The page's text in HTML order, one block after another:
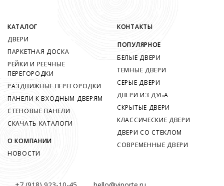
КАТАЛОГ
ДВЕРИ
ПАРКЕТНАЯ ДОСКА
РЕЙКИ И РЕЕЧНЫЕ
ПЕРЕГОРОДКИ
РАЗДВИЖНЫЕ ПЕРЕГОРОДКИ
ПАНЕЛИ К ВХОДНЫМ ДВЕРЯМ
СТЕНОВЫЕ ПАНЕЛИ
СКАЧАТЬ КАТАЛОГИ
О КОМПАНИИ
НОВОСТИ
КОНТАКТЫ
ПОПУЛЯРНОЕ
БЕЛЫЕ ДВЕРИ
ТЕМНЫЕ ДВЕРИ
СЕРЫЕ ДВЕРИ
ДВЕРИ ИЗ ДУБА
СКРЫТЫЕ ДВЕРИ
КЛАССИЧЕСКИЕ ДВЕРИ
ДВЕРИ СО СТЕКЛОМ
СОВРЕМЕННЫЕ ДВЕРИ